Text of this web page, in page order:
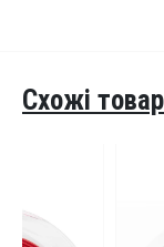
Схожі